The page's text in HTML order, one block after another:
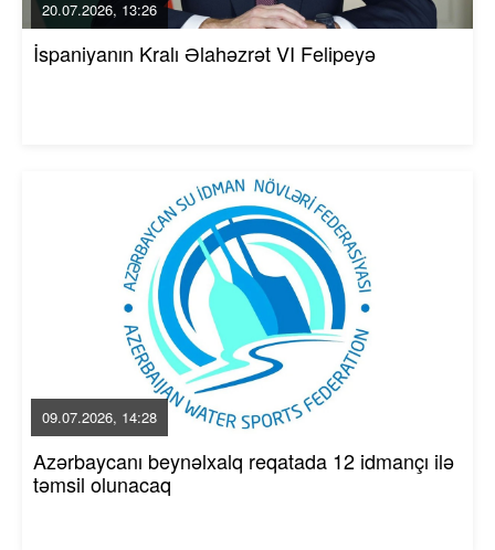
20.07.2026, 13:26
İspaniyanın Kralı Əlahəzrət VI Felipeyə
09.07.2026, 14:28
Azərbaycanı beynəlxalq reqatada 12 idmançı ilə
təmsil olunacaq